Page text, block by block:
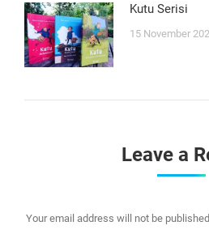
Kutu Serisi
15 November
Leave a
Your email address will not be